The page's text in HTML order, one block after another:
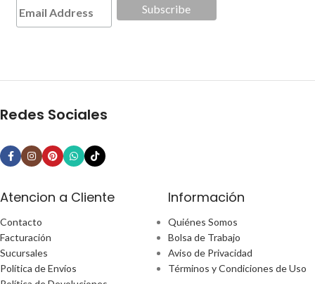
Redes Sociales
Atencion a Cliente
Contacto
Facturación
Sucursales
Política de Envíos
Información
Quiénes Somos
Bolsa de Trabajo
Aviso de Privacidad
Términos y Condiciones de Uso